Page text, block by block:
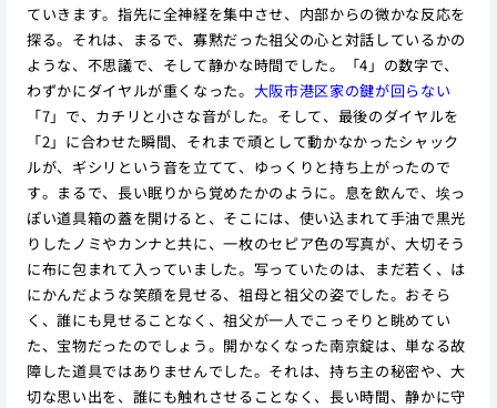
ていきます。指先に全神経を集中させ、内部からの微かな反応を
探る。それは、まるで、寡黙だった祖父の心と対話しているかの
ような、不思議で、そして静かな時間でした。「4」の数字で、
わずかにダイヤルが重くなった。 大阪市港区家の鍵が回らない
「7」で、カチリと小さな音がした。そして、最後のダイヤルを
「2」に合わせた瞬間、それまで頑として動かなかったシャック
ルが、ギシリという音を立てて、ゆっくりと持ち上がったので
す。まるで、長い眠りから覚めたかのように。息を飲んで、埃っ
ぽい道具箱の蓋を開けると、そこには、使い込まれて手油で黒光
りしたノミやカンナと共に、一枚のセピア色の写真が、大切そう
に布に包まれて入っていました。写っていたのは、まだ若く、は
にかんだような笑顔を見せる、祖母と祖父の姿でした。おそら
く、誰にも見せることなく、祖父が一人でこっそりと眺めてい
た、宝物だったのでしょう。開かなくなった南京錠は、単なる故
障した道具ではありませんでした。それは、持ち主の秘密や、大
切な思い出を、誰にも触れさせることなく、長い時間、静かに守